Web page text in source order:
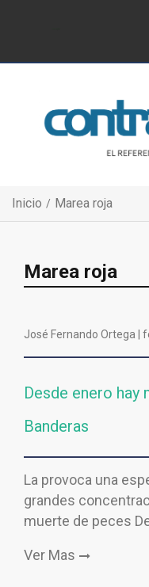
Inicio Marea roja
Marea roja
José Fernando Ortega |
Desde enero hay
Banderas
La provoca una
grandes
muerte de peces
Ver Mas